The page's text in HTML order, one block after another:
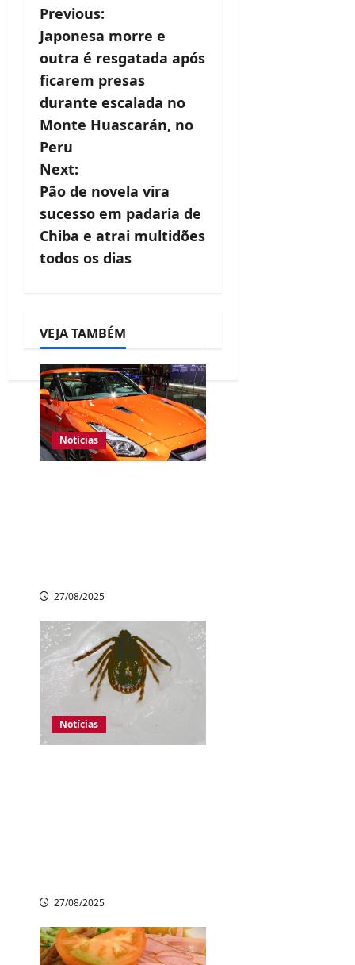
P
o
s
t
n
a
v
i
g
i
o
n
Previous:
Japonesa morre e
outra é resgatada após
ficarem presas
durante escalada no
Monte Huascarán, no
Peru
Next:
Pão de novela vira
sucesso em padaria de
Chiba e atrai multidões
todos os dias
VEJA TAMBÉM
Notícias
27/08/2025
Notícias
27/08/2025